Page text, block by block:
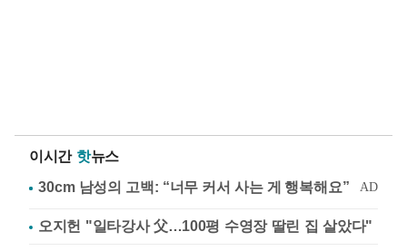
이시간 핫뉴스
오지헌 "일타강사 父…100평 수영장 딸린 집 살았다"